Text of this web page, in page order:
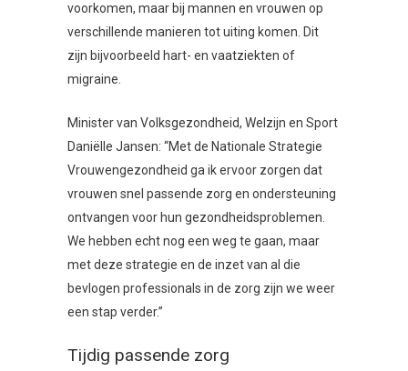
voorkomen, maar bij mannen en vrouwen op
verschillende manieren tot uiting komen. Dit
zijn bijvoorbeeld hart- en vaatziekten of
migraine.
Minister van Volksgezondheid, Welzijn en Sport
Daniëlle Jansen: “Met de Nationale Strategie
Vrouwengezondheid ga ik ervoor zorgen dat
vrouwen snel passende zorg en ondersteuning
ontvangen voor hun gezondheidsproblemen.
We hebben echt nog een weg te gaan, maar
met deze strategie en de inzet van al die
bevlogen professionals in de zorg zijn we weer
een stap verder.”
Tijdig passende zorg